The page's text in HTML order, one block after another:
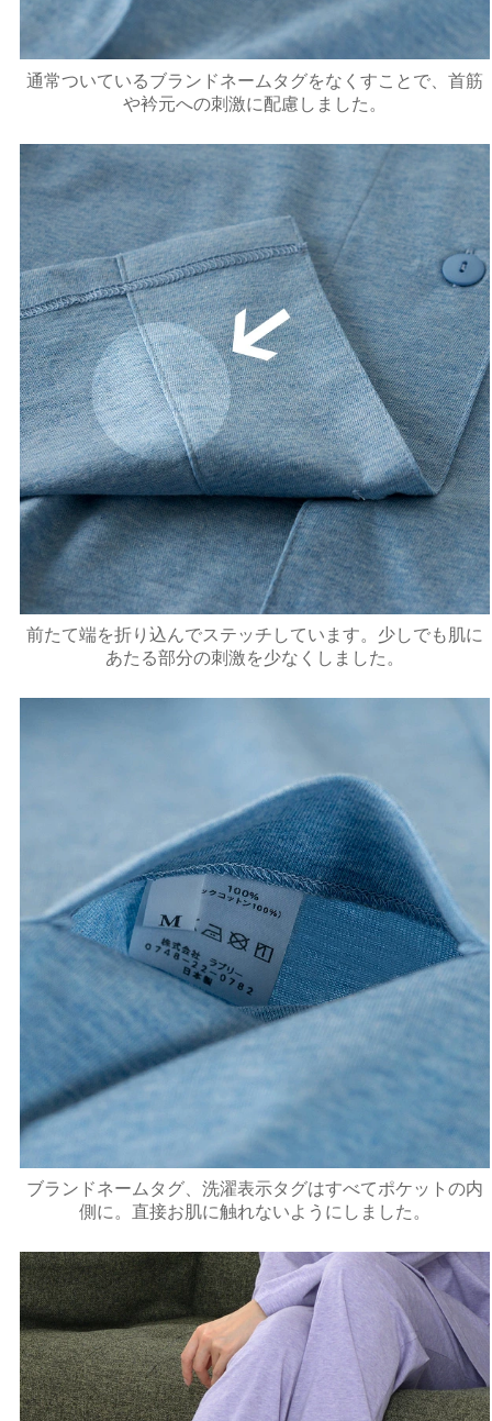
通常ついているブランドネームタグをなくすことで、首筋
や衿元への刺激に配慮しました。
前たて端を折り込んでステッチしています。少しでも肌に
あたる部分の刺激を少なくしました。
ブランドネームタグ、洗濯表示タグはすべてポケットの内
側に。直接お肌に触れないようにしました。